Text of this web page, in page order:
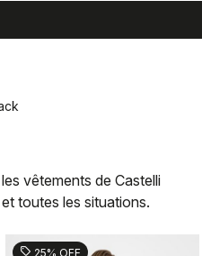
vêtements de Castelli
toutes les situations.
sell 25% OFF